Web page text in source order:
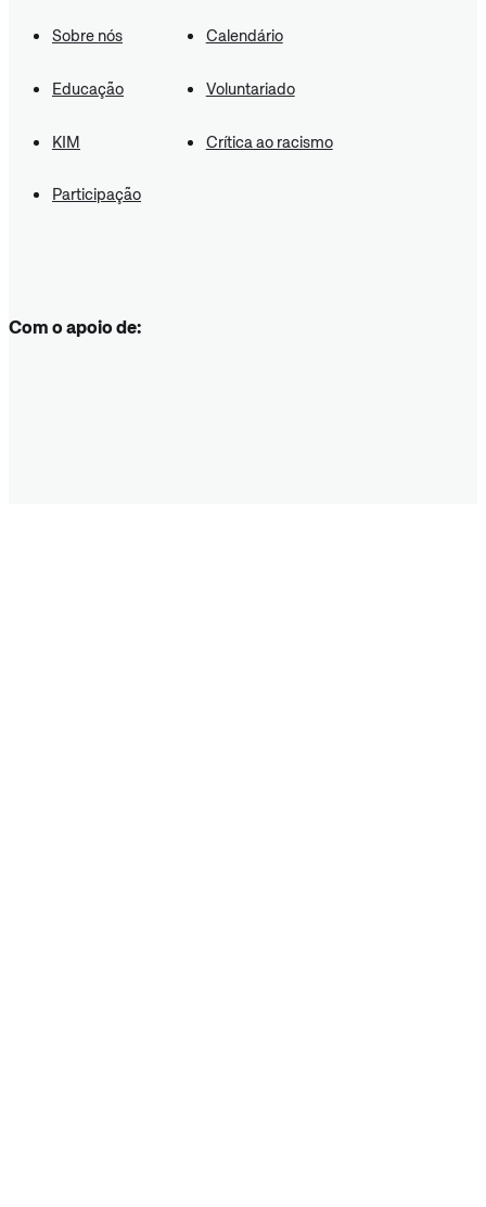
Sobre nós Calendário
Educação Voluntariado
KIM Crítica ao racismo
Participação
Com o apoio de: